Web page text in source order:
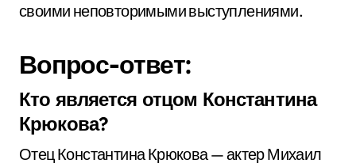
своими неповторимыми выступлениями.
Вопрос-ответ:
Кто является отцом Константина
Крюкова?
Отец Константина Крюкова — актер Михаил